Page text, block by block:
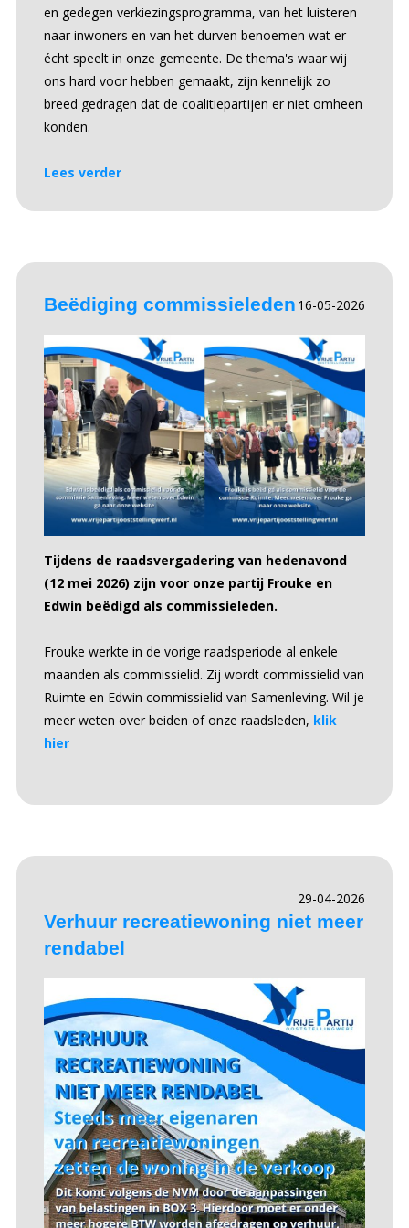
en gedegen verkiezingsprogramma, van het luisteren
naar inwoners en van het durven benoemen wat er
écht speelt in onze gemeente. De thema's waar wij
ons hard voor hebben gemaakt, zijn kennelijk zo
breed gedragen dat de coalitiepartijen er niet omheen
konden.
Lees verder
16-05-2026
Beëdiging commissieleden
Tijdens de raadsvergadering van hedenavond
(12 mei 2026) zijn voor onze partij Frouke en
Edwin beëdigd als commissieleden.
Frouke werkte in de vorige raadsperiode al enkele
maanden als commissielid. Zij wordt commissielid van
Ruimte en Edwin commissielid van Samenleving. Wil je
meer weten over beiden of onze raadsleden, klik
hier
29-04-2026
Verhuur recreatiewoning niet meer
rendabel